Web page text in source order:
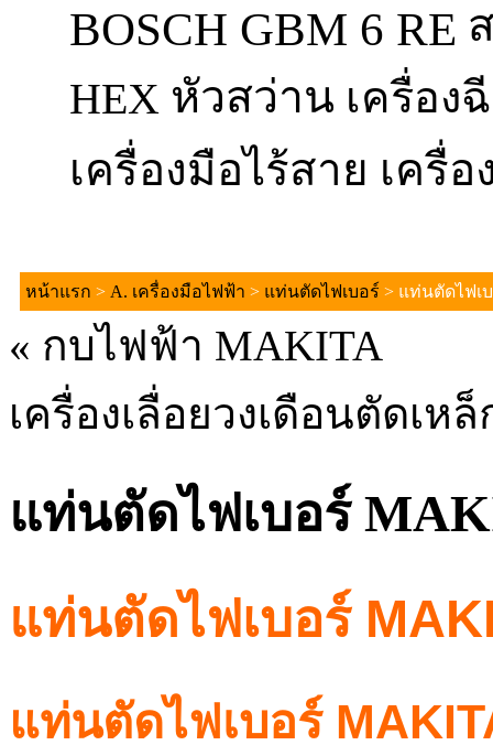
BOSCH GBM 6 RE
HEX หัวสว่าน เครื่อง
เครื่องมือไร้สาย เครื่อ
หน้าแรก > A. เครื่องมือไฟฟ้า > แท่นตัดไฟเบอร์ > แท่นตัดไฟเ
« กบไฟฟ้า MAKITA
เครื่องเลื่อยวงเดือนตัดเห
แท่นตัดไฟเบอร์
แท่นตัดไฟเบอร์
แท่นตัดไฟเบอร์